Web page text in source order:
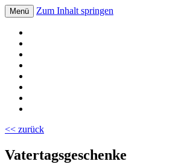
Volksschule Bad
Menü Zum Inhalt springen
<< zurück
Vatertagsgeschenke